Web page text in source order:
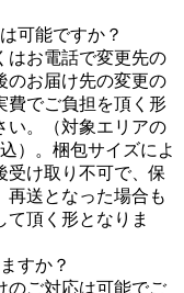
可能ですか？
はお電話で変更先の
のお届け先の変更の
費でご負担を頂く形
い。（対象エリアの
）。梱包サイズによ
受け取り不可で、保
再送となった場合も
て頂く形となりま
すか？
のご対応は可能でご